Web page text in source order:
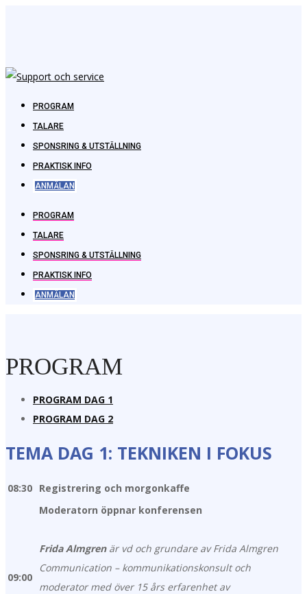
PROGRAM
TALARE
SPONSRING & UTSTÄLLNING
PRAKTISK INFO
ANMÄLAN
PROGRAM
TALARE
SPONSRING & UTSTÄLLNING
PRAKTISK INFO
ANMÄLAN
PROGRAM
PROGRAM DAG 1
PROGRAM DAG 2
TEMA DAG 1: TEKNIKEN I FOKUS
08:30 Registrering och morgonkaffe
09:00
Moderatorn öppnar konferensen
Frida Almgrenär vd och grundare av Frida Almgren
Communication – kommunikationskonsult och
moderator med över 15 års erfarenhet av